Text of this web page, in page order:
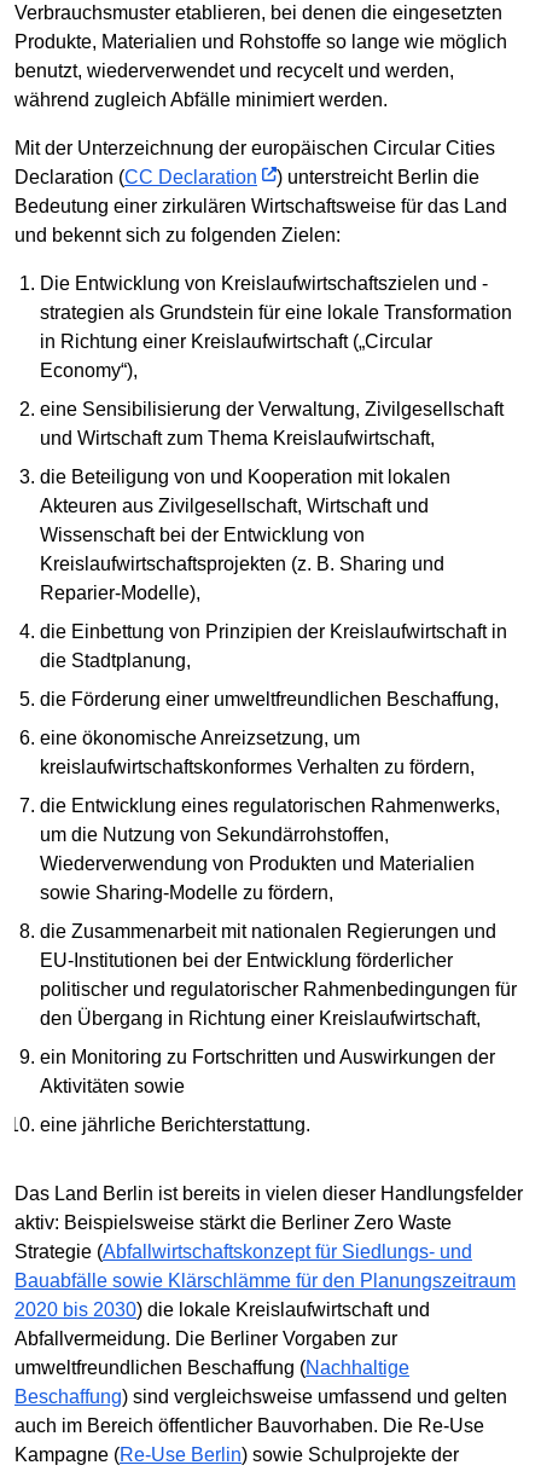
Verbrauchsmuster etablieren, bei denen die eingesetzten
Produkte, Materialien und Rohstoffe so lange wie möglich
benutzt, wiederverwendet und recycelt und werden,
während zugleich Abfälle minimiert werden.
Mit der Unterzeichnung der europäischen Circular Cities
Declaration (CC Declaration
) unterstreicht Berlin die
Bedeutung einer zirkulären Wirtschaftsweise für das Land
und bekennt sich zu folgenden Zielen:
Die Entwicklung von Kreislaufwirtschaftszielen und -
strategien als Grundstein für eine lokale Transformation
in Richtung einer Kreislaufwirtschaft („Circular
Economy“),
eine Sensibilisierung der Verwaltung, Zivilgesellschaft
und Wirtschaft zum Thema Kreislaufwirtschaft,
die Beteiligung von und Kooperation mit lokalen
Akteuren aus Zivilgesellschaft, Wirtschaft und
Wissenschaft bei der Entwicklung von
Kreislaufwirtschaftsprojekten (z. B. Sharing und
Reparier-Modelle),
die Einbettung von Prinzipien der Kreislaufwirtschaft in
die Stadtplanung,
die Förderung einer umweltfreundlichen Beschaffung,
eine ökonomische Anreizsetzung, um
kreislaufwirtschaftskonformes Verhalten zu fördern,
die Entwicklung eines regulatorischen Rahmenwerks,
um die Nutzung von Sekundärrohstoffen,
Wiederverwendung von Produkten und Materialien
sowie Sharing-Modelle zu fördern,
die Zusammenarbeit mit nationalen Regierungen und
EU-Institutionen bei der Entwicklung förderlicher
politischer und regulatorischer Rahmenbedingungen für
den Übergang in Richtung einer Kreislaufwirtschaft,
ein Monitoring zu Fortschritten und Auswirkungen der
Aktivitäten sowie
eine jährliche Berichterstattung.
Das Land Berlin ist bereits in vielen dieser Handlungsfelder
aktiv: Beispielsweise stärkt die Berliner Zero Waste
Strategie (Abfallwirtschaftskonzept für Siedlungs- und
Bauabfälle sowie Klärschlämme für den Planungszeitraum
2020 bis 2030) die lokale Kreislaufwirtschaft und
Abfallvermeidung. Die Berliner Vorgaben zur
umweltfreundlichen Beschaffung (Nachhaltige
Beschaffung) sind vergleichsweise umfassend und gelten
auch im Bereich öffentlicher Bauvorhaben. Die Re-Use
Kampagne (Re-Use Berlin) sowie Schulprojekte der